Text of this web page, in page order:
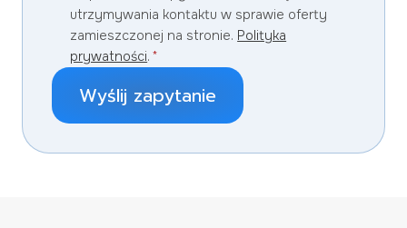
utrzymywania kontaktu w sprawie oferty
zamieszczonej na stronie. Polityka
prywatności. *
Wyślij zapytanie